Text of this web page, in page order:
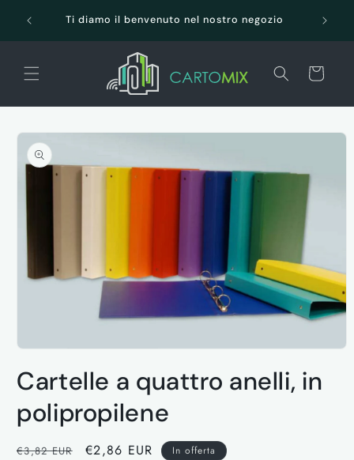
direttamenteTi diamo il benvenuto nel nostro negozio
Carrello
Passa alle
informazioni
sul prodotto
multimediali
1
finestra
modale
Cartelle a quattro anelli, in
polipropilene
Prezzo
€3,82 EUR
Prezzo
€2,86 EUR In offerta